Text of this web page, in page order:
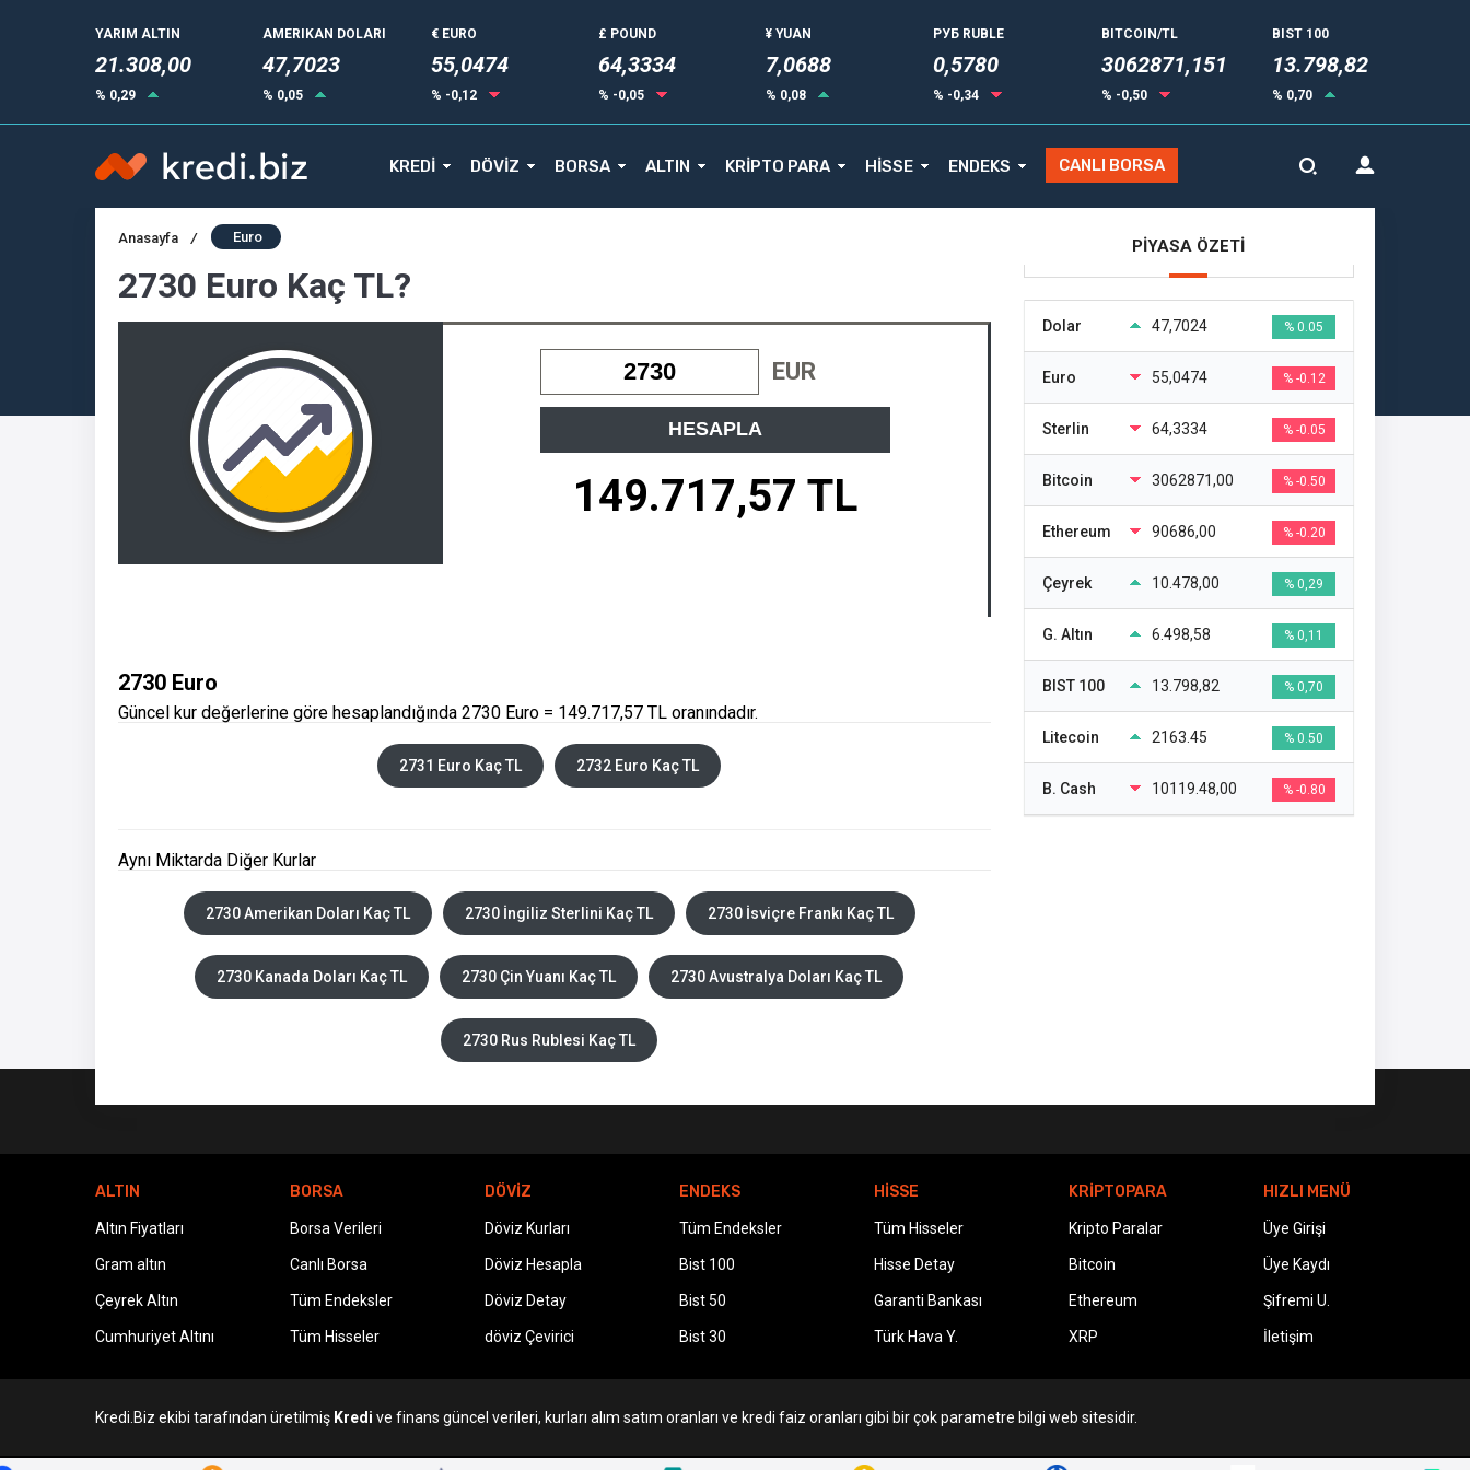
YARIM ALTIN
21.308,00
% 0,29
AMERIKAN DOLARI
47,7023
% 0,05
€ EURO
55,0475
% -0,12
£ POUND
64,3334
% -0,05
¥ YUAN
7,0688
% 0,08
РУБ RUBLE
0,5781
% -0,34
BITCOIN/TL
3062871,151
% -0,50
BIST 100
13.798,82
% 0,70
KREDİ DÖVİZ BORSA ALTIN KRİPTO PARA HİSSE ENDEKS CANLI BORSA
Anasayfa / Euro
2730 Euro Kaç TL?
EUR
HESAPLA
149.717,57 TL
2730 Euro
Güncel kur değerlerine göre hesaplandığında 2730 Euro = 149.717,57 TL oranındadır.
2731 Euro Kaç TL 2732 Euro Kaç TL
Aynı Miktarda Diğer Kurlar
2730 Amerikan Doları Kaç TL 2730 İngiliz Sterlini Kaç TL 2730 İsviçre Frankı Kaç TL
2730 Kanada Doları Kaç TL 2730 Çin Yuanı Kaç TL 2730 Avustralya Doları Kaç TL
2730 Rus Rublesi Kaç TL
PİYASA ÖZETİ
Dolar 47,7024 % 0.05
Euro 55,0474 % -0.12
Sterlin 64,3334 % -0.05
Bitcoin 3062871,00 % -0.50
Ethereum 90686,00 % -0.20
Çeyrek 10.478,00 % 0,29
G. Altın 6.498,58 % 0,11
BIST 100 13.798,82 % 0,70
Litecoin 2163.45 % 0.50
B. Cash 10119.48,00 % -0.80
ALTIN
Altın Fiyatları
Gram altın
Çeyrek Altın
Cumhuriyet Altını
BORSA
Borsa Verileri
Canlı Borsa
Tüm Endeksler
Tüm Hisseler
DÖVİZ
Döviz Kurları
Döviz Hesapla
Döviz Detay
döviz Çevirici
ENDEKS
Tüm Endeksler
Bist 100
Bist 50
Bist 30
HİSSE
Tüm Hisseler
Hisse Detay
Garanti Bankası
Türk Hava Y.
KRİPTOPARA
Kripto Paralar
Bitcoin
Ethereum
XRP
HIZLI MENÜ
Üye Girişi
Üye Kaydı
Şifremi U.
İletişim
Kredi.Biz ekibi tarafından üretilmiş Kredi ve finans güncel verileri, kurları alım satım oranları ve kredi faiz oranları gibi bir çok parametre bilgi web sitesidir.